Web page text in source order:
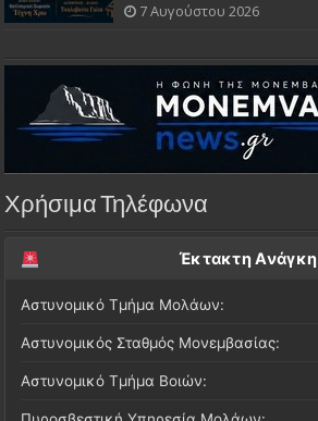
7 Αυγούστου 2026
Χρήσιμα Τηλέφωνα
Έκτακτη Ανάγκη
Αστυνομικό Τμήμα Μολάων:
Αστυνομικός Σταθμός Μονεμβασίας:
Αστυνομικό Τμήμα Βοιών: